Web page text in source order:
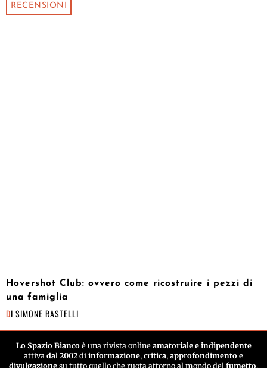
RECENSIONI
Hovershot Club: ovvero come ricostruire i pezzi di
una famiglia
DI SIMONE RASTELLI
Lo Spazio Biancoè una rivista online amatoriale e indipendente
attiva dal 2002 di informazione, critica, approfondimento e
divulgazione su tutto quello che ruota attorno al mondo del fumetto.